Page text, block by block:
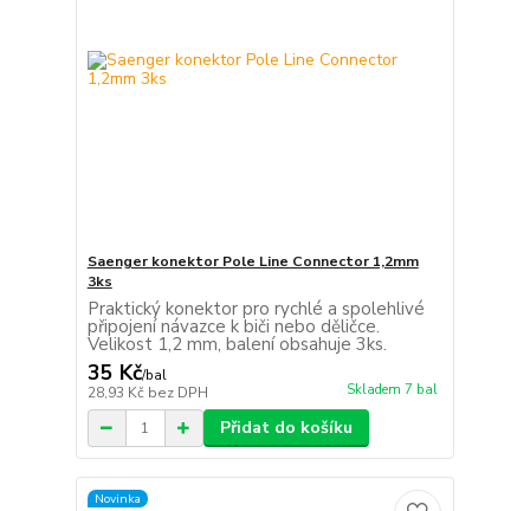
Saenger konektor Pole Line Connector 1,2mm
3ks
Praktický konektor pro rychlé a spolehlivé
připojení návazce k biči nebo děličce.
Velikost 1,2 mm, balení obsahuje 3ks.
35 Kč/bal
28,93 Kč bez DPH Skladem 7 bal
Přidat do košíku
Novinka